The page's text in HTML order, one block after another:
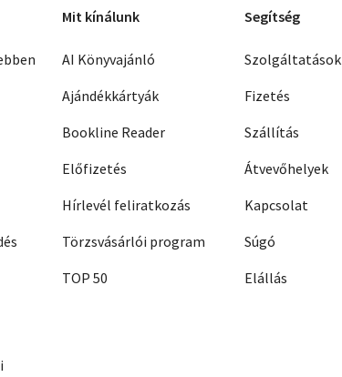
Mit kínálunk
AI Könyvajánló
Ajándékkártyák
Bookline Reader
Előfizetés
Hírlevél feliratkozás
Törzsvásárlói program
TOP 50
Segítség
Szolgáltatások
Fizetés
Szállítás
Átvevőhelyek
Kapcsolat
Súgó
Elállás